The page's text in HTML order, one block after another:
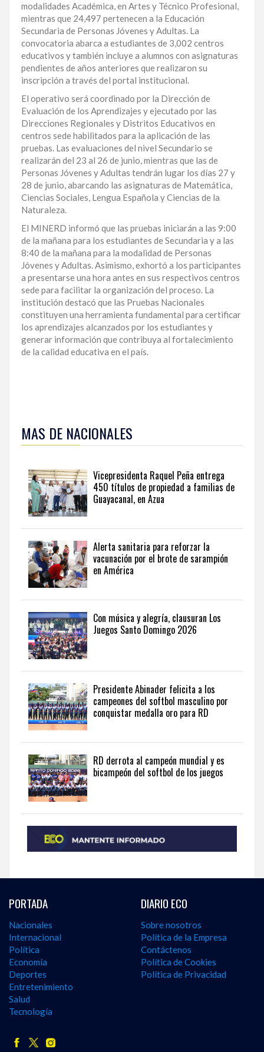
LA
ALTAGRACIA
PUERTO
PLATA
CONTÁCTENOS
modalidades Académica, en Artes y Técnico Profesional,
mientras que 24,497 pertenecen a la Educación
Secundaria de Personas Jóvenes y Adultas. La
convocatoria abarca a estudiantes de 3,002 centros
educativos y también incluye a alumnos con asignaturas
pendientes de años anteriores que realizaron su
inscripción a través del portal institucional.
El operativo será coordinado por la Dirección de
Evaluación de los Aprendizajes y ejecutado por las
Direcciones Regionales y Distritos Educativos en
centros sede habilitados para la aplicación de las
pruebas. Las evaluaciones del nivel Secundario se
realizarán del 23 al 26 de junio, mientras que las de
Personas Jóvenes y Adultas tendrán lugar los días 27 y
28 de junio, abarcando las asignaturas de Matemática,
Ciencias Sociales, Lengua Española y Ciencias de la
Naturaleza.
El MINERD informó que las pruebas iniciarán a las 9:00
de la mañana para los estudiantes de Secundaria y a las
8:40 de la mañana para la modalidad de Personas
Jóvenes y Adultas. Asimismo, exhortó a los participantes
a presentarse una hora antes en sus respectivos centros
sede para facilitar la organización del proceso. La
institución destacó que las Pruebas Nacionales
constituyen una herramienta fundamental para certificar
los aprendizajes alcanzados por los estudiantes y
generar información que contribuya al fortalecimiento
de la calidad educativa en el país.
esta
información
seguir
actualidad
del
país
desde
una
perspectiva
internacional,
visite
the
latest
news
from
the
Dominican
English.
MAS DE NACIONALES
Vicepresidenta Raquel Peña entrega
450 títulos de propiedad a familias de
Guayacanal, en Azua
Alerta sanitaria para reforzar la
vacunación por el brote de sarampión
en América
Con música y alegría, clausuran Los
Juegos Santo Domingo 2026
Presidente Abinader felicita a los
campeones del softbol masculino por
conquistar medalla oro para RD
RD derrota al campeón mundial y es
bicampeón del softbol de los juegos
PORTADA
Nacionales
Internacional
Política
Economía
Deportes
Entretenimiento
Salud
Tecnología
DIARIO ECO
Sobre nosotros
Política de la Empresa
Contáctenos
Política de Cookies
Política de Privacidad